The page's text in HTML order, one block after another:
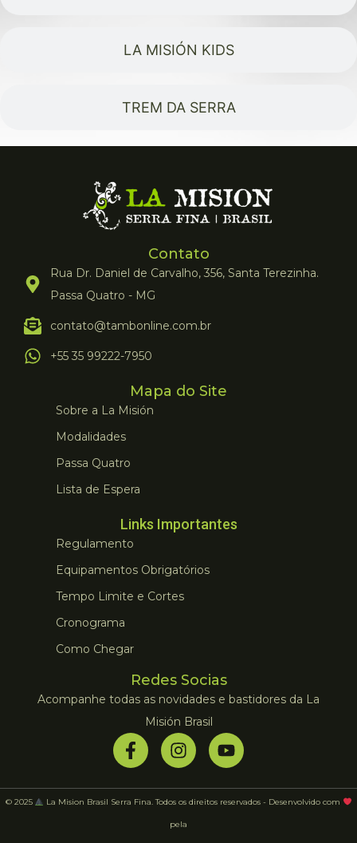
LA MISIÓN KIDS
TREM DA SERRA
Contato
Rua Dr. Daniel de Carvalho, 356, Santa Terezinha.
Passa Quatro - MG
contato@tambonline.com.br
+55 35 99222-7950
Mapa do Site
Sobre a La Misión
Modalidades
Passa Quatro
Lista de Espera
Links Importantes
Regulamento
Equipamentos Obrigatórios
Tempo Limite e Cortes
Cronograma
Como Chegar
Redes Socias
Acompanhe todas as novidades e bastidores da La
Misión Brasil
© 2025 La Mision Brasil Serra Fina. Todos os direitos reservados - Desenvolvido com
pela